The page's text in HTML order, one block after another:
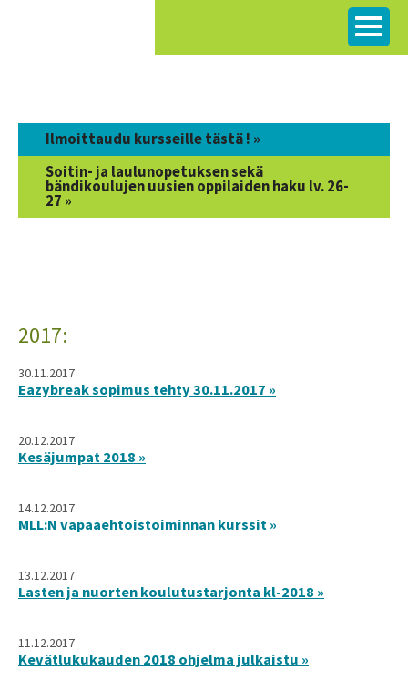
Ilmoittaudu kursseille tästä ! »
Soitin- ja laulunopetuksen sekä
bändikoulujen uusien oppilaiden haku lv. 26-
27 »
2017:
30.11.2017
Eazybreak sopimus tehty 30.11.2017 »
20.12.2017
Kesäjumpat 2018 »
14.12.2017
MLL:N vapaaehtoistoiminnan kurssit »
13.12.2017
Lasten ja nuorten koulutustarjonta kl-2018 »
11.12.2017
Kevätlukukauden 2018 ohjelma julkaistu »